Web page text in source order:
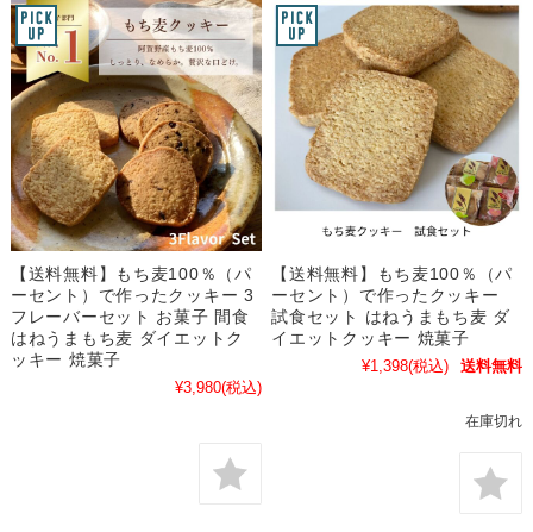
【送料無料】もち麦100％（パ
ーセント）で作ったクッキー 3
フレーバーセット お菓子 間食
はねうまもち麦 ダイエットク
ッキー 焼菓子
¥3,980(税込)
【送料無料】もち麦100％（パ
ーセント）で作ったクッキー
試食セット はねうまもち麦 ダ
イエットクッキー 焼菓子
¥1,398(税込) 送料無料
在庫切れ